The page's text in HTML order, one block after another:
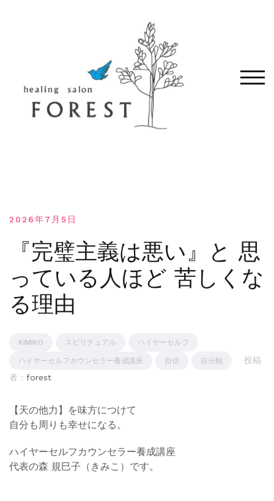
モバ
2026年7月5日
『完璧主義は悪い』と 思
っている人ほど 苦しくな
る理由
KIMIKO スピリチュアル ハイヤーセルフ
ハイヤーセルフカウンセラー養成講座 自信 自分軸
投稿
者 : forest
【天の他力】を味方につけて
自分も周りも幸せになる。
ハイヤーセルフカウンセラー養成講座
代表の森 規巳子（きみこ）です。